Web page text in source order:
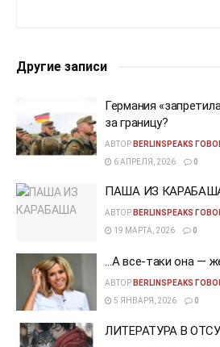
Другие записи
Германия
за границу?
АВТОР BERLINSPEAKS
6 АПРЕЛЯ, 2026
0
ПАША ИЗ
АВТОР BERLINSPEAKS
19 МАРТА, 2026
0
…А все-таки она —
АВТОР BERLINSPEAKS
5 ЯНВАРЯ, 2026
0
ЛИТЕРАТУРА В